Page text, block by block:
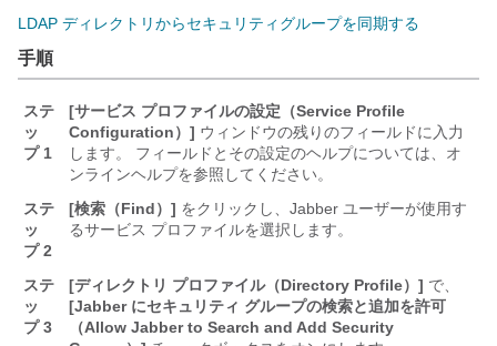
LDAP ディレクトリからセキュリティグループを同期する
手順
ステ
ッ
プ 1
[サービス プロファイルの設定（Service Profile
Configuration）] ウィンドウの残りのフィールドに入力
します。 フィールドとその設定のヘルプについては、オ
ンラインヘルプを参照してください。
ステ
ッ
プ 2
[検索（Find）] をクリックし、Jabber ユーザーが使用す
るサービス プロファイルを選択します。
ステ
ッ
プ 3
[ディレクトリ プロファイル（Directory Profile）] で、
[Jabber にセキュリティ グループの検索と追加を許可
（Allow Jabber to Search and Add Security